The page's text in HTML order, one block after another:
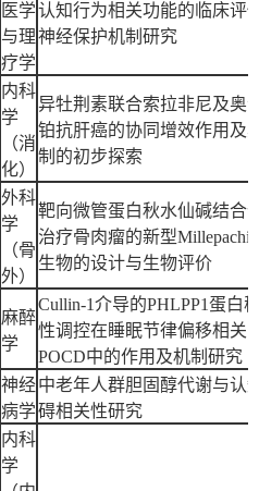
医学
与理
疗学
认知行为相关功能的临床评
神经保护机制研究
内科
学
（消
化）
异牡荆素联合索拉非尼及奥
铂抗肝癌的协同增效作用及
制的初步探索
外科
学
（骨
外）
靶向微管蛋白秋水仙碱结合
治疗骨肉瘤的新型
生物的设计与生物评价
麻醉
学
Cullin-1介导的PHLPP1蛋白
性调控在睡眠节律偏移相关
POCD中的作用及机制研究
神经
病学
中老年人群胆固醇代谢与认
碍相关性研究
内科
学